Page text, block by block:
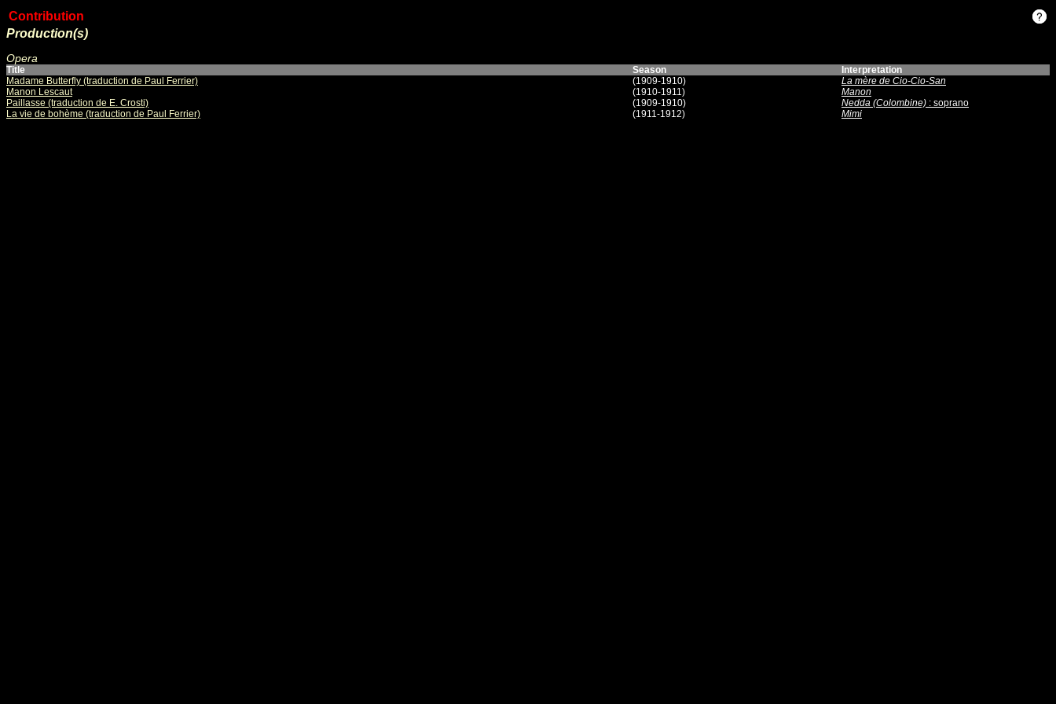
Contribution
Production(s)
Opera
Title Season
Interpretation
Madame Butterfly (traduction de Paul Ferrier)
(1909-1910)
La mère de Cio-Cio-San
Manon Lescaut
(1910-1911)
Manon
Paillasse (traduction de E. Crosti)
(1909-1910) Nedda (Colombine) : soprano
La vie de bohème (traduction de Paul Ferrier)
(1911-1912) Mimi